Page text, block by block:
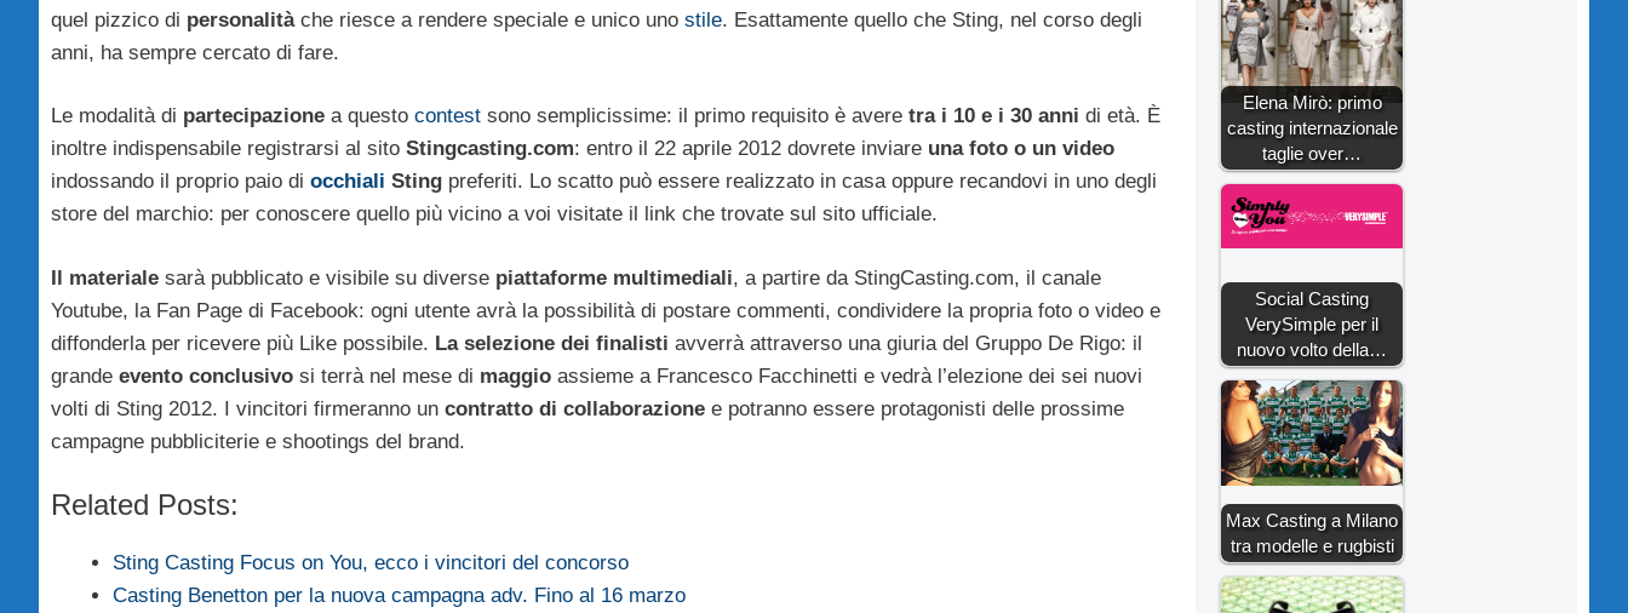
quel pizzico di personalitàche riesce a rendere speciale e unico uno stile. Esattamente quello che Sting, nel corso degli
anni, ha sempre cercato di fare.
Le modalità di partecipazione a questo contest sono semplicissime: il primo requisito è avere tra i 10 e i 30 anni di età. È
inoltre indispensabile registrarsi al sito Stingcasting.com: entro il 22 aprile 2012 dovrete inviare una foto o un video
indossando il proprio paio di occhiali Sting preferiti. Lo scatto può essere realizzato in casa oppure recandovi in uno degli
store del marchio: per conoscere quello più vicino a voi visitate il link che trovate sul sito ufficiale.
Il materiale sarà pubblicato e visibile su diverse piattaforme multimediali, a partire da StingCasting.com, il canale
Youtube, la Fan Page di Facebook: ogni utente avrà la possibilità di postare commenti, condividere la propria foto o video e
diffonderla per ricevere più Like possibile. La selezione dei finalisti avverrà attraverso una giuria del Gruppo De Rigo: il
grande evento conclusivo si terrà nel mese di maggio assieme a Francesco Facchinetti e vedrà l’elezione dei sei nuovi
volti di Sting 2012. I vincitori firmeranno un contratto di collaborazione e potranno essere protagonisti delle prossime
campagne pubbliciterie e shootings del brand.
Related Posts:
Sting Casting Focus on You, ecco i vincitori del concorso
Casting Benetton per la nuova campagna adv. Fino al 16 marzo
Elena Mirò: primo
casting internazionale
taglie over…
Social Casting
VerySimple per il
nuovo volto della…
Max Casting a Milano
tra modelle e rugbisti